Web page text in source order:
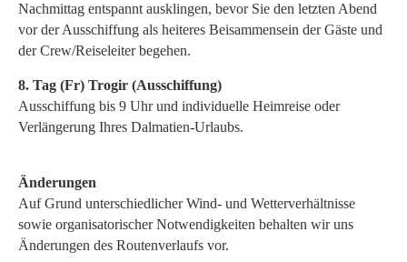
Nachmittag entspannt ausklingen, bevor Sie den letzten Abend
vor der Ausschiffung als heiteres Beisammensein der Gäste und
der Crew/Reiseleiter begehen.
8. Tag (Fr) Trogir (Ausschiffung)
Ausschiffung bis 9 Uhr und individuelle Heimreise oder
Verlängerung Ihres Dalmatien-Urlaubs.
Änderungen
Auf Grund unterschiedlicher Wind- und Wetterverhältnisse
sowie organisatorischer Notwendigkeiten behalten wir uns
Änderungen des Routenverlaufs vor.